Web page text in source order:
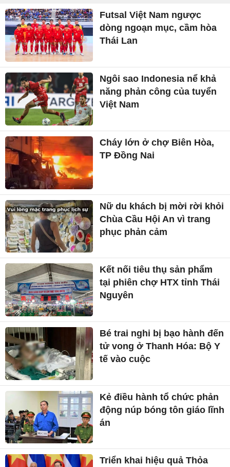
Futsal Việt Nam ngược
dòng ngoạn mục, cầm hòa
Thái Lan
Ngôi sao Indonesia nể khả
năng phản công của tuyển
Việt Nam
Cháy lớn ở chợ Biên Hòa,
TP Đồng Nai
Nữ du khách bị mời rời khỏi
Chùa Cầu Hội An vì trang
phục phản cảm
Kết nối tiêu thụ sản phẩm
tại phiên chợ HTX tỉnh Thái
Nguyên
Bé trai nghi bị bạo hành đến
tử vong ở Thanh Hóa: Bộ Y
tế vào cuộc
Kẻ điều hành tổ chức phản
động núp bóng tôn giáo lĩnh
án
Triển khai hiệu quả Thỏa